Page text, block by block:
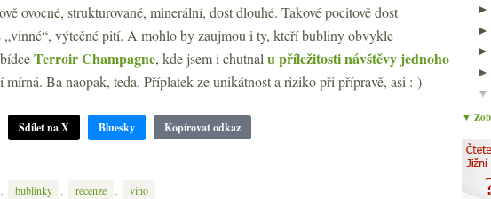
ovocné, strukturované, minerální, dost dlouhé. Takové pocitově dost
„vinné“, výtečné pití. A mohlo by zaujmou i ty, kteří bubliny obvykle
Terroir Champagne, kde jsem i chutnal u příležitosti návštěvy jednoho
Ba naopak, teda. Příplatek ze unikátnost a riziko při přípravě, asi :-)
Sdílet na X Bluesky Kopírovat odkaz
bublinky recenze víno
▼